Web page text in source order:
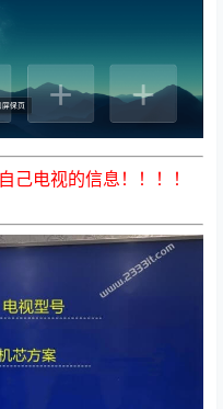
己电视的信息！！！！